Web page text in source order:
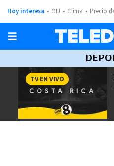
Hoy interesa OIJ Clima Precio
TV EN VIVO